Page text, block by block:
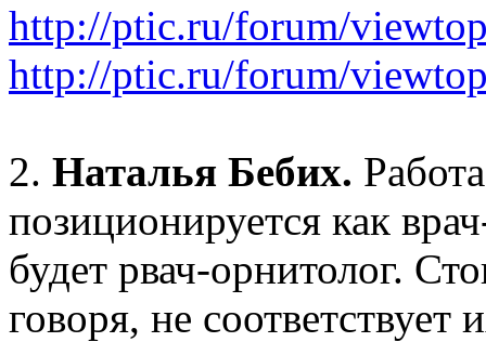
http://ptic.ru/forum/
http://ptic.ru/forum/
2. Наталья Бебих.
позиционируется как
будет рвач-орнитолог.
говоря, не соответствует